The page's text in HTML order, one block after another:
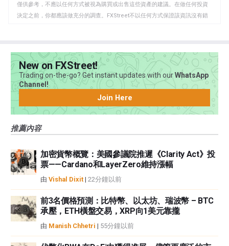
板
僅供參考，不應以任何方式被視為購買或出售這些資產的建議。在做任何投資
決定之前，你都應該做充分的調查。FXStreet不以任何方式保證該資訊沒有錯
觀點，並不代表FXStreet或其廣告商的官方政策或立場。作者不對本頁連結的
資訊負責。
如果文章正文中沒有明確提到，在撰寫本文時，作者在本文中提到的任何股票
中都沒有頭寸，也沒有與文中提到的任何公司有業務關係。除了FXStreet，作
者沒有收到撰寫這篇文章的報酬。
FXStreet和作者不提供個性化的建議。作者對該資訊的準確性、完整性或適用
性不作任何陳述。FXStreet和作者將不承擔任何錯誤，遺漏或任何損失，傷害
FXStreet並非註冊投資顧問，本文內容無意提供任何投資建議。
New on FXStreet!
Trading on-the-go? Get instant updates with ourWhatsApp
Channel!
Join Here
推薦內容
加密貨幣概覽：美國參議院推遲《Clarity Act》投
票——Cardano和LayerZero維持漲幅
由 Vishal Dixit | 22分鐘以前
前3名價格預測：比特幣、以太坊、瑞波幣 – BTC
承壓，ETH橫盤交易，XRP向1美元靠攏
由 Manish Chhetri | 55分鐘以前